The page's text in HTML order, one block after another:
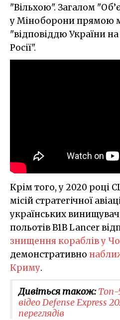
"Вільхою". Загалом
у Міноборони прямою
"відповіддю України
Росії".
Крім того, у 2020 році
місій стратегічної
українських
польотів B1В Lancer
знищення кораблів у
демонстративно
Криму.
Дивіться також:Топ-
відео Defense Express
переглядів